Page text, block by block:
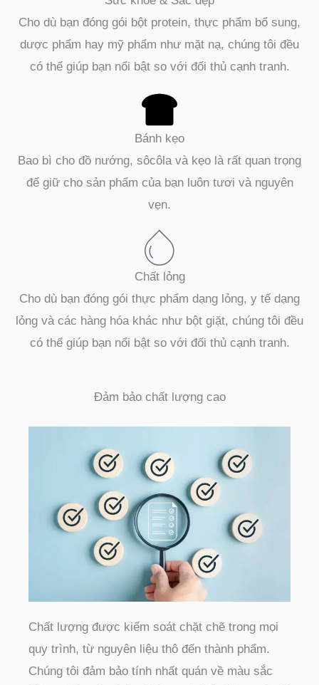
Cho dù bạn đóng gói bột protein, thực phẩm bổ sung,
dược phẩm hay mỹ phẩm như mặt nạ, chúng tôi đều
có thể giúp bạn nổi bật so với đối thủ cạnh tranh.
Bánh kẹo
Bao bì cho đồ nướng, sôcôla và kẹo là rất quan trọng
để giữ cho sản phẩm của bạn luôn tươi và nguyên
vẹn.
Chất lỏng
Cho dù bạn đóng gói thực phẩm dạng lỏng, y tế dạng
lỏng và các hàng hóa khác như bột giặt, chúng tôi đều
có thể giúp bạn nổi bật so với đối thủ cạnh tranh.
Đảm bảo chất lượng cao
Chất lượng được kiểm soát chặt chẽ trong mọi
quy trình, từ nguyên liệu thô đến thành phẩm.
Chúng tôi đảm bảo tính nhất quán về màu sắc